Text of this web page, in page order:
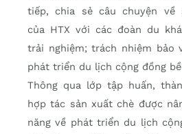
tiếp, chia sẻ câu chuyện về
của HTX với các đoàn du
trải nghiệm; trách nhiệm bảo
phát triển du lịch cộng đồng
Thông qua lớp tập huấn,
hợp tác sản xuất chè được
năng về phát triển du lịch